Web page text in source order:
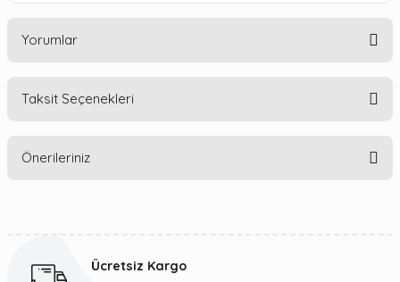
Yorumlar
Taksit Seçenekleri
Önerileriniz
Görüş ve önerileriniz için teşekkür ederiz.
Ücretsiz Kargo